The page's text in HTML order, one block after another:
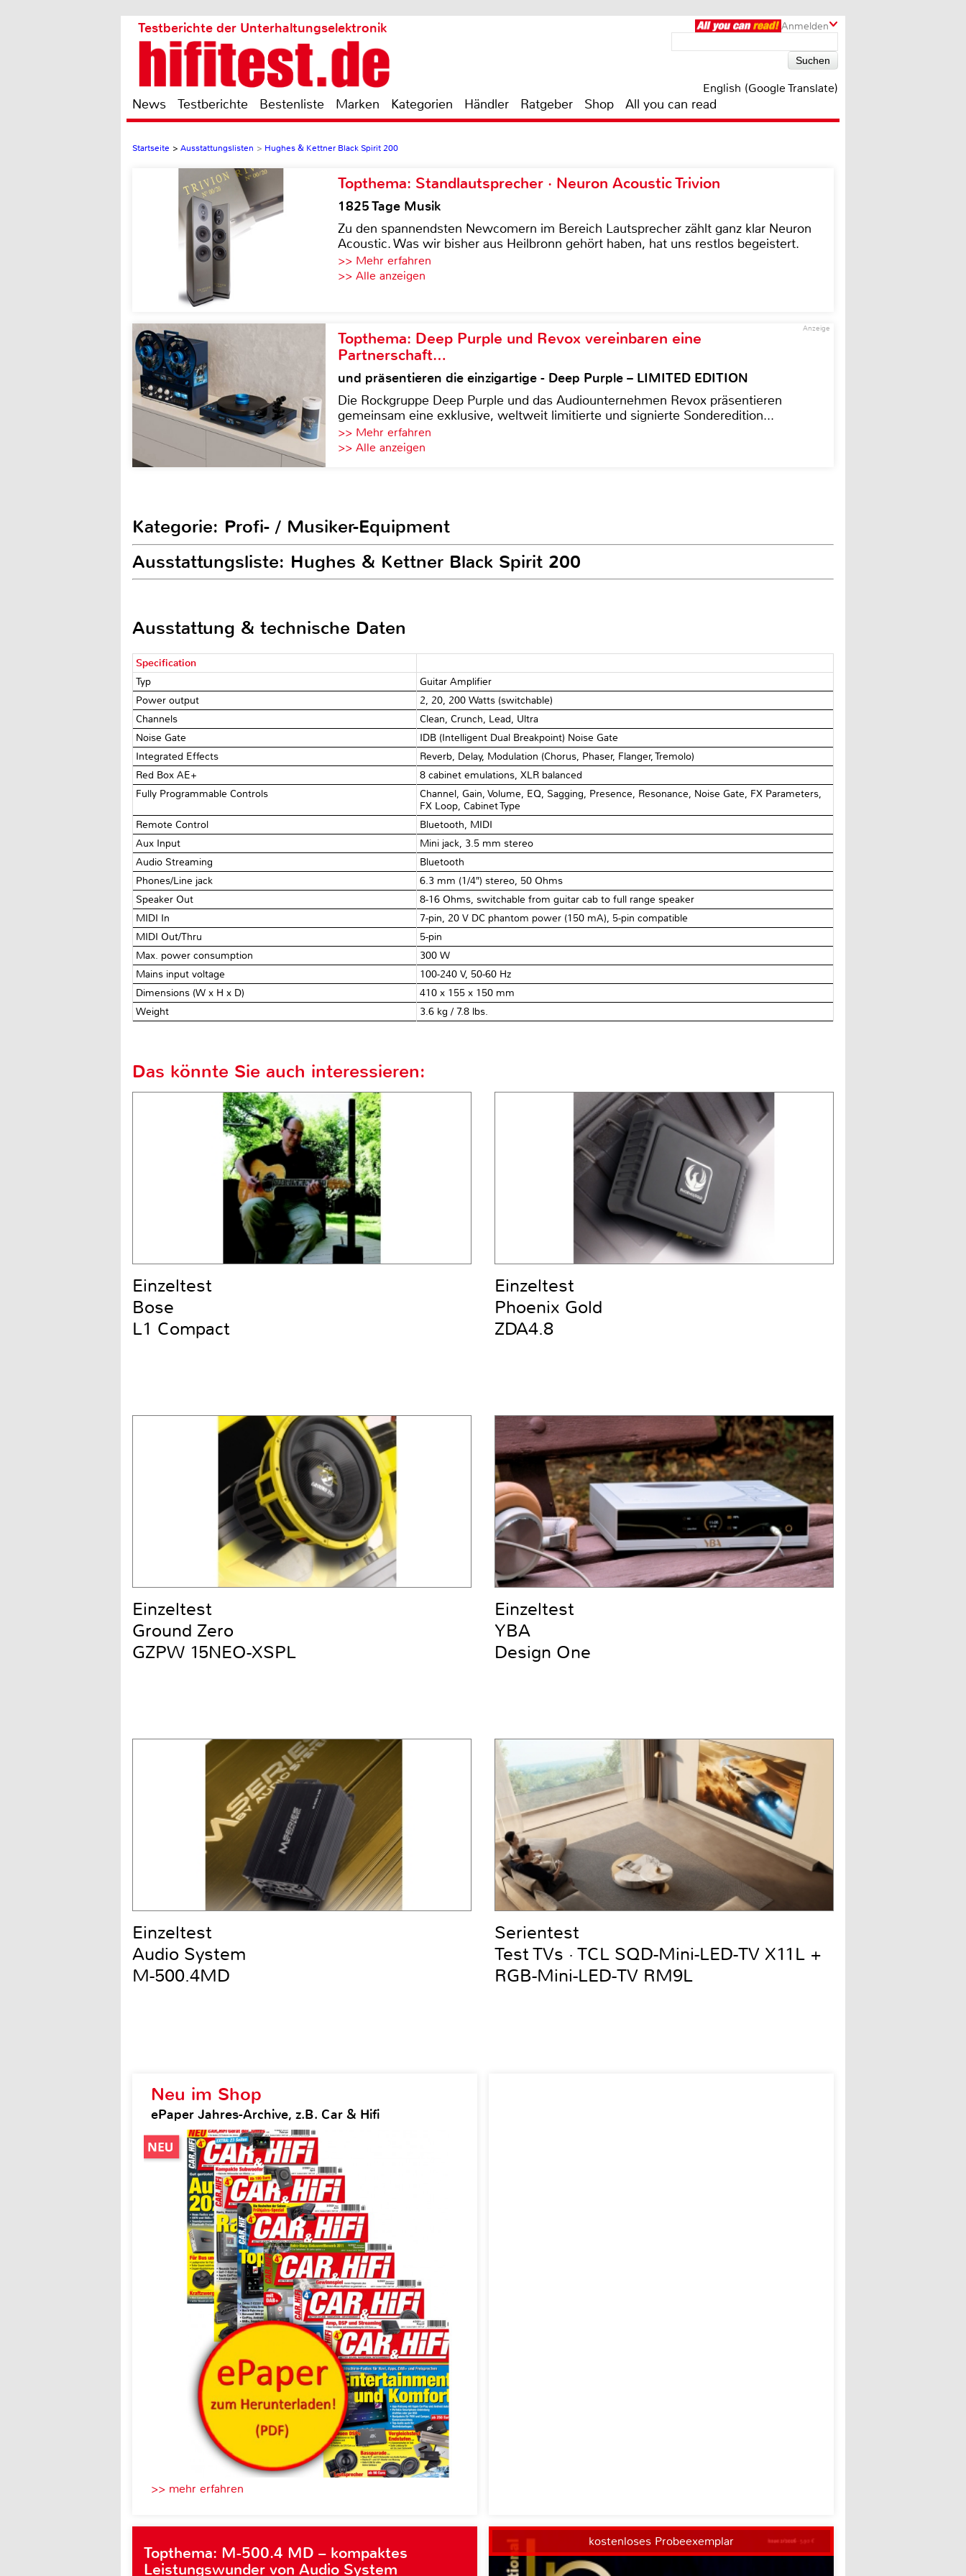
Anmelden
Testberichte der Unterhaltungselektronik
English (Google Translate)
News Testberichte Bestenliste Marken Kategorien Händler Ratgeber Shop All you can read
Startseite > Ausstattungslisten > Hughes & Kettner Black Spirit 200
Topthema: Standlautsprecher · Neuron Acoustic Trivion
1825 Tage Musik
Zu den spannendsten Newcomern im Bereich Lautsprecher zählt ganz klar Neuron
Acoustic. Was wir bisher aus Heilbronn gehört haben, hat uns restlos begeistert.
>> Mehr erfahren
>> Alle anzeigen
Anzeige
Topthema: Deep Purple und Revox vereinbaren eine
Partnerschaft…
und präsentieren die einzigartige - Deep Purple – LIMITED EDITION
Die Rockgruppe Deep Purple und das Audiounternehmen Revox präsentieren
gemeinsam eine exklusive, weltweit limitierte und signierte Sonderedition...
>> Mehr erfahren
>> Alle anzeigen
Kategorie: Profi- / Musiker-Equipment
Ausstattungsliste: Hughes & Kettner Black Spirit 200
Ausstattung & technische Daten
Specification
Typ
Guitar Amplifier
Power output
2, 20, 200 Watts (switchable)
Channels
Clean, Crunch, Lead, Ultra
Noise Gate
IDB (Intelligent Dual Breakpoint) Noise Gate
Integrated Effects
Reverb, Delay, Modulation (Chorus, Phaser, Flanger, Tremolo)
Red Box AE+
8 cabinet emulations, XLR balanced
Fully Programmable Controls
Channel, Gain, Volume, EQ, Sagging, Presence, Resonance, Noise Gate, FX Parameters,
FX Loop, Cabinet Type
Remote Control
Bluetooth, MIDI
Aux Input
Mini jack, 3.5 mm stereo
Audio Streaming
Bluetooth
Phones/Line jack
6.3 mm (1/4″) stereo, 50 Ohms
Speaker Out
8-16 Ohms, switchable from guitar cab to full range speaker
MIDI In
7-pin, 20 V DC phantom power (150 mA), 5-pin compatible
MIDI Out/Thru
5-pin
Max. power consumption
300 W
Mains input voltage
100-240 V, 50-60 Hz
Dimensions (W x H x D)
410 x 155 x 150 mm
Weight
3.6 kg / 7.8 lbs.
Neu im Shop
ePaper Jahres-Archive, z.B. Car & Hifi
>> mehr erfahren
Topthema: M-500.4 MD – kompaktes
Leistungswunder von Audio System
kostenloses Probeexemplar
Das könnte Sie auch interessieren:
Einzeltest
Bose
L1 Compact
Einzeltest
Phoenix Gold
ZDA4.8
Einzeltest
Ground Zero
GZPW 15NEO-XSPL
Einzeltest
YBA
Design One
Einzeltest
Audio System
M-500.4MD
Serientest
Test TVs · TCL SQD-Mini-LED-TV X11L +
RGB-Mini-LED-TV RM9L